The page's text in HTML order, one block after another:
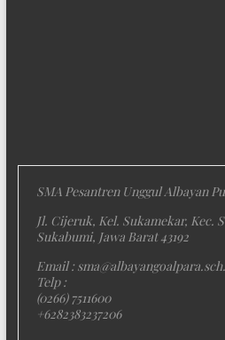
SMA Pesantren Unggul Albayan
Jl. Cijeruk, Kel. Sukamekar, Kec.
Sukabumi, Jawa Barat 43192
Email :
Telp :
(0266) 7511600
+6282383237206